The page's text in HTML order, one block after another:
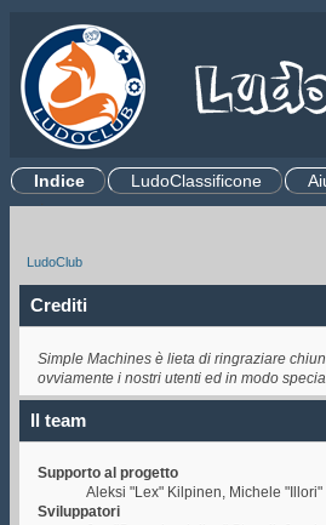
Indice LudoClassificone
.
LudoClub
Crediti
Simple Machines è lieta di ringraziare
ovviamente i nostri utenti ed in modo
Il team
Supporto al progetto
Aleksi "Lex" Kilpinen, Michele
Sviluppatori